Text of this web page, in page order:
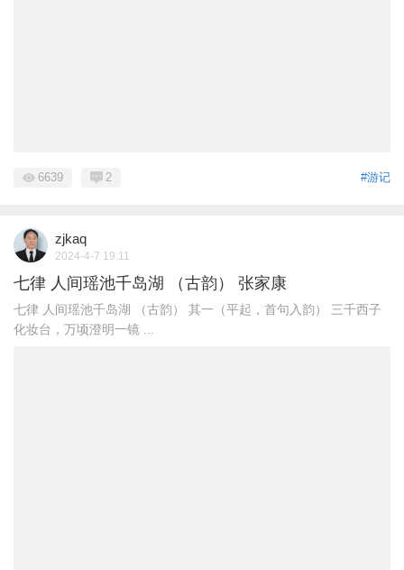
#游记
6639 2
zjkaq
2024-4-7 19:11
七律 人间瑶池千岛湖 （古韵） 张家康
七律 人间瑶池千岛湖 （古韵） 其一（平起，首句入韵） 三千西子
化妆台，万顷澄明一镜 ...